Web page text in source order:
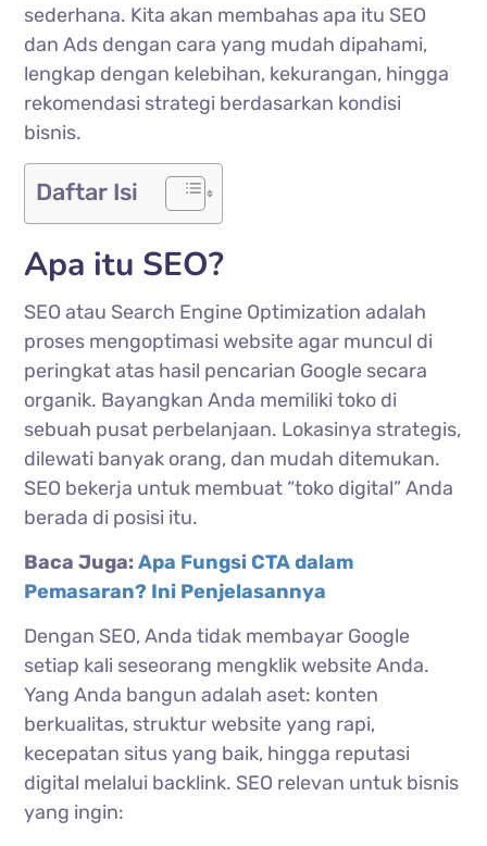
sederhana. Kita akan membahas apa itu SEO
dan Ads dengan cara yang mudah dipahami,
lengkap dengan kelebihan, kekurangan, hingga
rekomendasi strategi berdasarkan kondisi
bisnis.
Daftar Isi
Apa itu SEO?
SEO atau Search Engine Optimization adalah
proses mengoptimasi website agar muncul di
peringkat atas hasil pencarian Google secara
organik. Bayangkan Anda memiliki toko di
sebuah pusat perbelanjaan. Lokasinya strategis,
dilewati banyak orang, dan mudah ditemukan.
SEO bekerja untuk membuat “toko digital” Anda
berada di posisi itu.
Baca Juga:Apa Fungsi CTA dalam
Pemasaran? Ini Penjelasannya
Dengan SEO, Anda tidak membayar Google
setiap kali seseorang mengklik website Anda.
Yang Anda bangun adalah aset: konten
berkualitas, struktur website yang rapi,
kecepatan situs yang baik, hingga reputasi
digital melalui backlink. SEO relevan untuk bisnis
yang ingin: